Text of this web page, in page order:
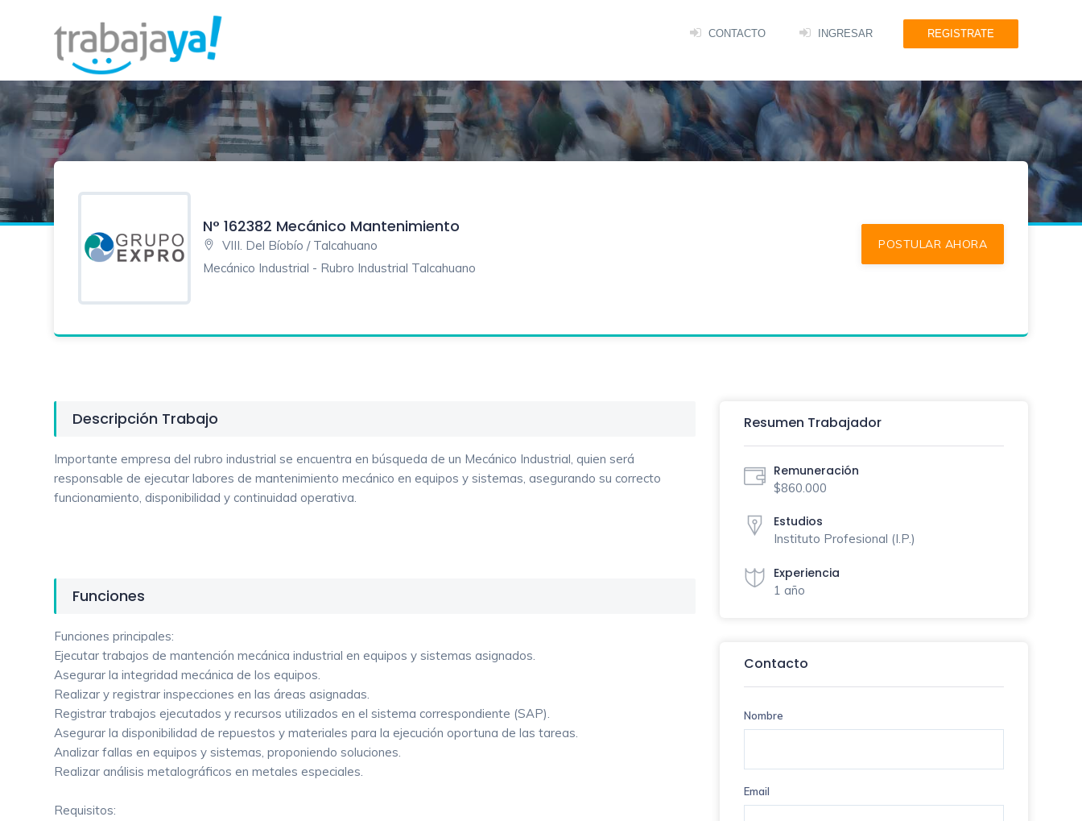
CONTACTO INGRESAR REGISTRATE
N° 162382 Mecánico Mantenimiento
VIII. Del Bíobío / Talcahuano
Mecánico Industrial - Rubro Industrial Talcahuano
Descripción Trabajo
Importante empresa del rubro industrial se encuentra en búsqueda de un Mecánico Industrial, quien será
responsable de ejecutar labores de mantenimiento mecánico en equipos y sistemas, asegurando su correcto
funcionamiento, disponibilidad y continuidad operativa.
Funciones
Funciones principales:
Ejecutar trabajos de mantención mecánica industrial en equipos y sistemas asignados.
Asegurar la integridad mecánica de los equipos.
Realizar y registrar inspecciones en las áreas asignadas.
Registrar trabajos ejecutados y recursos utilizados en el sistema correspondiente (SAP).
Asegurar la disponibilidad de repuestos y materiales para la ejecución oportuna de las tareas.
Analizar fallas en equipos y sistemas, proponiendo soluciones.
Realizar análisis metalográficos en metales especiales.
Requisitos:
Resumen Trabajador
Remuneración
$860.000
Estudios
Instituto Profesional (I.P.)
Experiencia
1 año
Contacto
Nombre
Email